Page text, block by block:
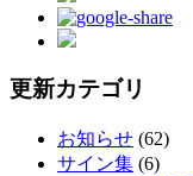
更新カテゴリ
お知らせ (62)
サイン集 (6)